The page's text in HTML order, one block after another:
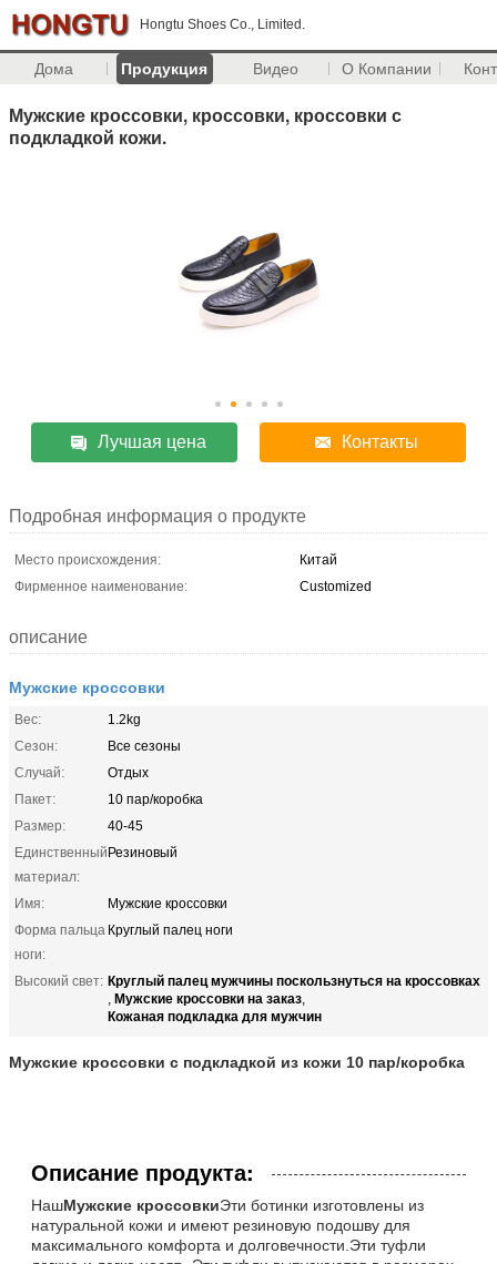
Hongtu Shoes Co., Limited.
Дома Продукция Видео О Компании
Мужские кроссовки, кроссовки, кроссовки с
подкладкой кожи.
Лучшая цена Контакты
Подробная информация о продукте
Место происхождения:
Китай
Фирменное наименование:
Customized
описание
Мужские кроссовки
Вес:
1.2kg
Сезон:
Все сезоны
Случай:
Отдых
Пакет:
10 пар/коробка
Размер:
40-45
Единственный
материал:
Резиновый
Имя:
Мужские кроссовки
Форма пальца
ноги:
Круглый палец ноги
Высокий свет: Круглый палец мужчины поскользнуться на кроссовках
, Мужские кроссовки на заказ,
Кожаная подкладка для мужчин
Мужские кроссовки с подкладкой из кожи 10 пар/коробка
Описание продукта:
НашМужские кроссовкиЭти ботинки изготовлены из
натуральной кожи и имеют резиновую подошву для
максимального комфорта и долговечности.Эти туфли